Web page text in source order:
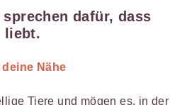
sprechen dafür, dass
liebt.
Nähe
Tiere und mögen es, in der